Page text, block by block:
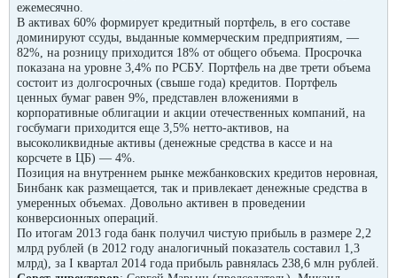
ежемесячно.
В активах 60% формирует кредитный портфель, в его составе
доминируют ссуды, выданные коммерческим предприятиям, —
82%, на розницу приходится 18% от общего объема. Просрочка
показана на уровне 3,4% по РСБУ. Портфель на две трети объема
состоит из долгосрочных (свыше года) кредитов. Портфель
ценных бумаг равен 9%, представлен вложениями в
корпоративные облигации и акции отечественных компаний, на
госбумаги приходится еще 3,5% нетто-активов, на
высоколиквидные активы (денежные средства в кассе и на
корсчете в ЦБ) — 4%.
Позиция на внутреннем рынке межбанковских кредитов неровная,
Бинбанк как размещается, так и привлекает денежные средства в
умеренных объемах. Довольно активен в проведении
конверсионных операций.
По итогам 2013 года банк получил чистую прибыль в размере 2,2
млрд рублей (в 2012 году аналогичный показатель составил 1,3
млрд), за I квартал 2014 года прибыль равнялась 238,6 млн рублей.